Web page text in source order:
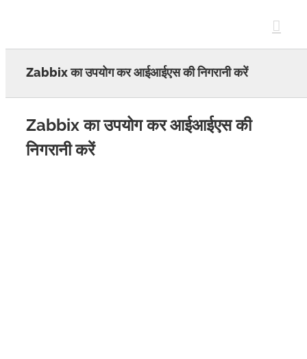
Zabbix का उपयोग कर आईआईएस की निगरानी करें
Zabbix का उपयोग कर आईआईएस की
निगरानी करें